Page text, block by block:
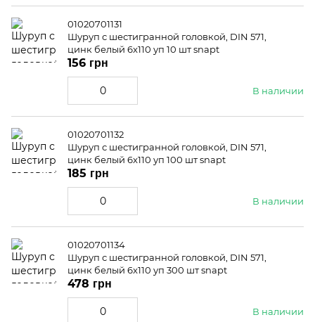
01020701131
Шуруп с шестигранной головкой, DIN 571,
цинк белый 6x110 уп 10 шт snapt
В наличии
156 грн
01020701132
Шуруп с шестигранной головкой, DIN 571,
цинк белый 6x110 уп 100 шт snapt
В наличии
185 грн
01020701134
Шуруп с шестигранной головкой, DIN 571,
цинк белый 6x110 уп 300 шт snapt
В наличии
478 грн